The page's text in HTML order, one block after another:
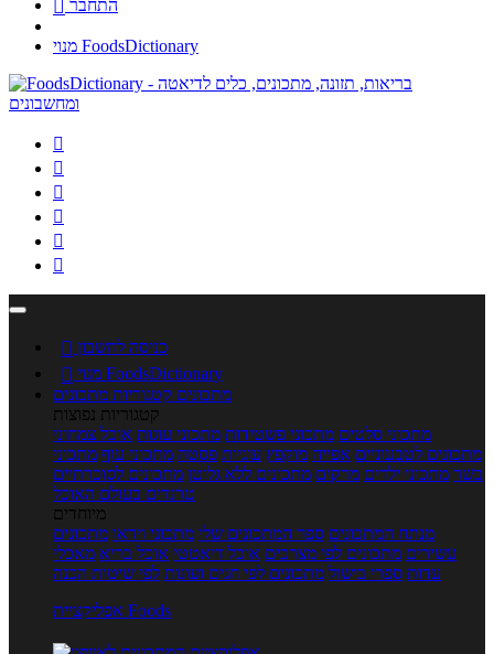
 התחבר
מנוי FoodsDictionary






 כניסה לחשבון

מנוי FoodsDictionary
מתכונים קטגוריות מתכונים
קטגוריות נפוצות
מתכוני סלטים מתכוני פשטידות מתכוני עוגות אוכל צמחוני
מתכונים לטבעוניים אפייה מוקפץ עוגיות פסטה מתכוני עוף מתכוני
בשר מתכוני ילדים מרקים מתכונים ללא גלוטן מתכונים לסוכרתיים
טרנדים בעולם האוכל
מיוחדים
מנתח המתכונים ספר המתכונים שלי מתכוני וידאו מתכונים
עשירים מתכונים לפי מצרכים אוכל דיאטטי אוכל בריא מאכלי
עדות ספרי בישול מתכונים לפי חגים ועונות לפי שיטות הכנה
אפליקציית Foods